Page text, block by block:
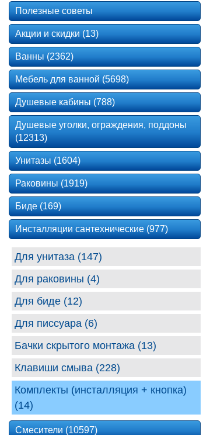
Полезные советы
Акции и скидки (13)
Ванны (2362)
Мебель для ванной (5698)
Душевые кабины (788)
Душевые уголки, ограждения, поддоны
(12313)
Унитазы (1604)
Раковины (1919)
Биде (169)
Инсталляции сантехнические (977)
Для унитаза (147)
Для раковины (4)
Для биде (12)
Для писсуара (6)
Бачки скрытого монтажа (13)
Клавиши смыва (228)
Комплекты (инсталляция + кнопка)
(14)
Смесители (10597)